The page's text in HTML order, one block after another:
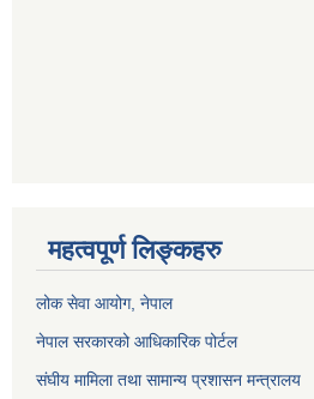
महत्वपूर्ण लिङ्कहरु
लोक सेवा आयोग, नेपाल
नेपाल सरकारको आधिकारिक पोर्टल
संघीय मामिला तथा सामान्य प्रशासन मन्त्रालय